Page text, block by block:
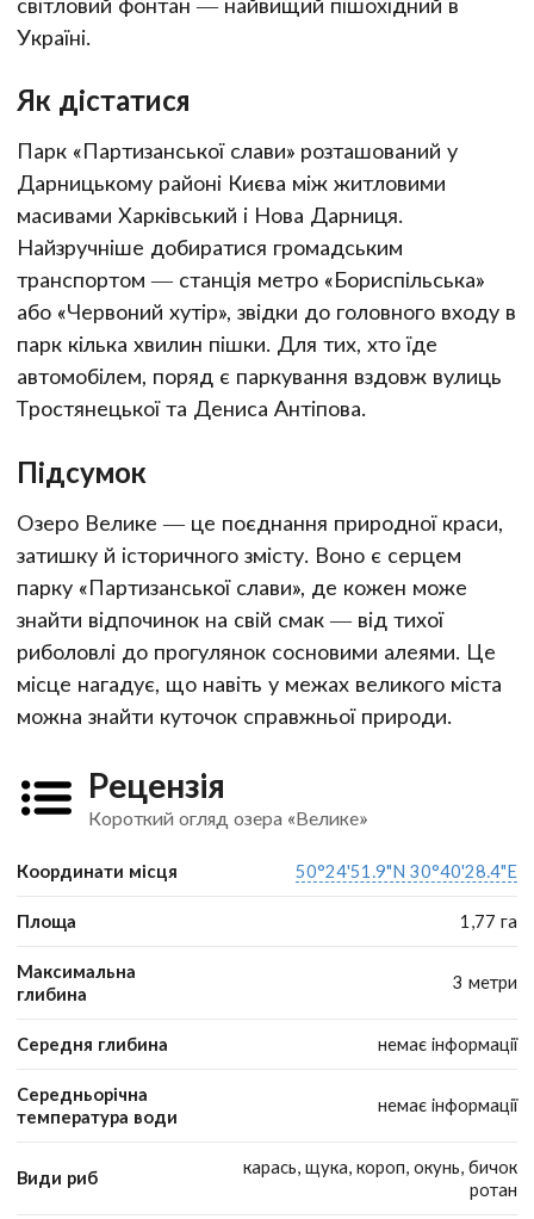
Україні.
Як дістатися
Парк «Партизанської слави» розташований у
Дарницькому районі Києва між житловими
масивами Харківський і Нова Дарниця.
Найзручніше добиратися громадським
транспортом — станція метро «Бориспільська»
або «Червоний хутір», звідки до головного входу в
парк кілька хвилин пішки. Для тих, хто їде
автомобілем, поряд є паркування вздовж вулиць
Тростянецької та Дениса Антіпова.
Підсумок
Озеро Велике — це поєднання природної краси,
затишку й історичного змісту. Воно є серцем
парку «Партизанської слави», де кожен може
знайти відпочинок на свій смак — від тихої
риболовлі до прогулянок сосновими алеями. Це
місце нагадує, що навіть у межах великого міста
можна знайти куточок справжньої природи.
Рецензія
Короткий огляд озера «Велике»
Координати місця 50°24'51.9"N 30°40'28.4"E
Площа 1,77 га
Максимальна
глибина
3 метри
Середня глибина немає інформації
Середньорічна
температура води
немає інформації
Види риб
карась, щука, короп, окунь, бичок
ротан